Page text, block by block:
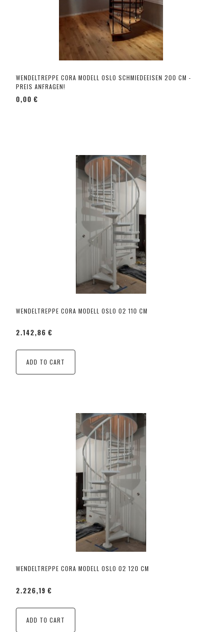
WENDELTREPPE CORA MODELL OSLO SCHMIEDEEISEN 200 CM -
PREIS ANFRAGEN!
0,00 €
WENDELTREPPE CORA MODELL OSLO 02 110 CM
2.142,86 €
ADD TO CART
WENDELTREPPE CORA MODELL OSLO 02 120 CM
2.226,19 €
ADD TO CART